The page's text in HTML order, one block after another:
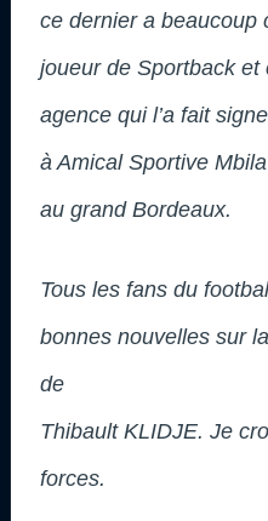
ce dernier a beaucoup
joueur de Sportback et
agence qui l’a fait
à Amical Sportive
au grand Bordeaux.
Tous les fans du
bonnes nouvelles sur
de
Thibault KLIDJE. Je
forces.